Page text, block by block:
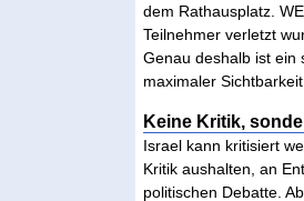
dem Rathausplatz.
Teilnehmer verletzt
Genau deshalb ist ein
maximaler Sichtbarkeit.
Keine Kritik,
Israel kann kritisiert
Kritik aushalten, an
politischen Debatte.